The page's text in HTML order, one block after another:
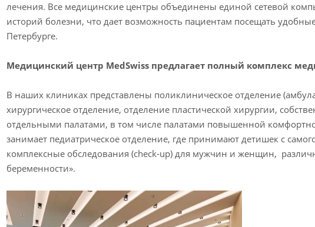
лечения. Все медицинские центры объединены единой сетевой
историй болезни, что дает возможность пациентам посещать
Петербурге.
Медицинский центр MedSwiss предлагает полный комплекс
В наших клиниках представлены поликлиническое отделение
хирургическое отделение, отделение пластической хирургии,
отдельными палатами, в том числе палатами повышенной
занимает педиатрическое отделение, где принимают детишек с
комплексные обследования (check-up) для мужчин и женщин,
беременности».